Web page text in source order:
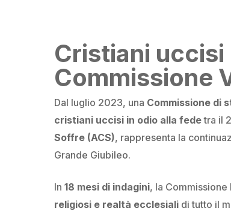
Cristiani uccisi
Commissione
Dal luglio 2023, una Commissione di
cristiani uccisi in odio alla fedetra il
Soffre (ACS), rappresenta la
Grande Giubileo.
In18 mesi di indagini, la
religiosi e realtà ecclesiali di tutto il